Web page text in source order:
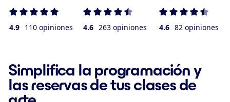
4.9 110 opiniones 4.6 263 opiniones 4.6 82 opiniones
Simplifica la programación y
las reservas de tus clases de